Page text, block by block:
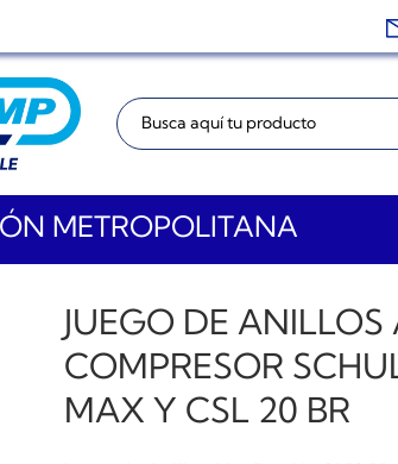
Buscar:
METROPOLITANA
JUEGO DE ANILLOS
COMPRESOR
MAX Y CSL 20 BR